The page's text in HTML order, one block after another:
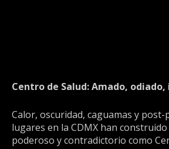
Centro de Salud: Amado,
Calor, oscuridad, caguamas y post-
lugares en la CDMX han
poderoso y contradictorio como